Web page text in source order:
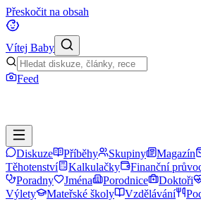
Přeskočit na obsah
Vítej Baby
Feed
Diskuze Příběhy Skupiny Magazín
Těhotenství
Kalkulačky Finanční
Poradny
Jména Porodnice Doktoři
Výlety
Mateřské školy Vzdělávání